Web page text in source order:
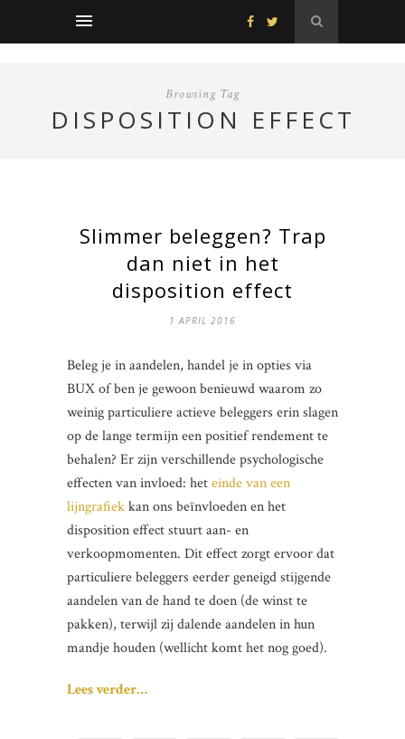
Browsing Tag
DISPOSITION EFFECT
Slimmer beleggen? Trap
dan niet in het
disposition effect
1 APRIL 2016
Beleg je in aandelen, handel je in opties via
BUX of ben je gewoon benieuwd waarom zo
weinig particuliere actieve beleggers erin slagen
op de lange termijn een positief rendement te
behalen? Er zijn verschillende psychologische
effecten van invloed: heteinde van een
lijngrafiekkan ons beïnvloeden en het
disposition effect stuurt aan- en
verkoopmomenten. Dit effect zorgt ervoor dat
particuliere beleggers eerder geneigd stijgende
aandelen van de hand te doen (de winst te
pakken), terwijl zij dalende aandelen in hun
mandje houden (wellicht komt het nog goed).
Lees verder…